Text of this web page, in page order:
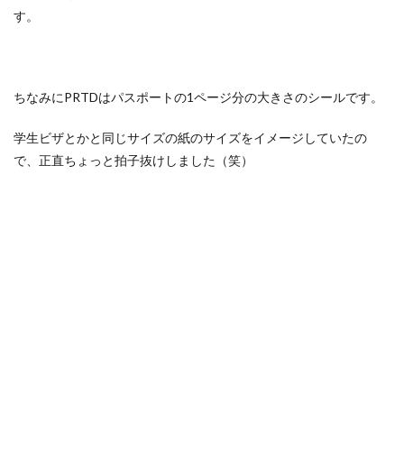
す。
ちなみにPRTDはパスポートの1ページ分の大きさのシールです。
学生ビザとかと同じサイズの紙のサイズをイメージしていたの
で、正直ちょっと拍子抜けしました（笑）